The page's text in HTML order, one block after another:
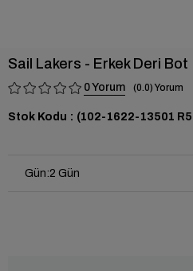
Sail Lakers - Erkek Deri Bot
0 0.0
Stok Kodu (102-1622-13501 R5
Gün:2 Gün